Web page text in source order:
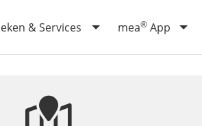
& Services mea® App